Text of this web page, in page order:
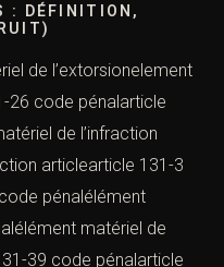
: DÉFINITION,
de l’extorsionelement
26 code pénalarticle
de l’infraction
articlearticle 131-3
pénalélément
matériel de
39 code pénalarticle